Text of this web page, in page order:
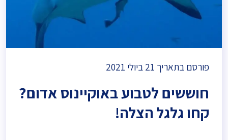
פורסם בתאריך 21 ביולי 2021
חוששים לטבוע באוקיינוס אדום?
קחו גלגל הצלה!